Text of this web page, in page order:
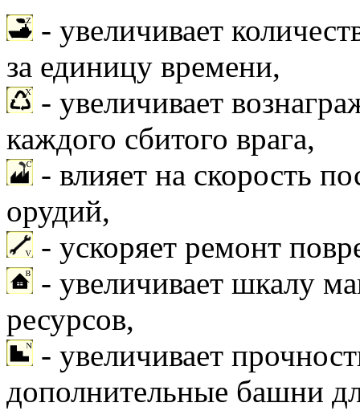
- увеличивает
за единицу времени,
- увеличивает
каждого сбитого врага,
- влияет на скорость
орудий,
- ускоряет ремонт
- увеличивает шкалу
ресурсов,
- увеличивает
дополнительные башни